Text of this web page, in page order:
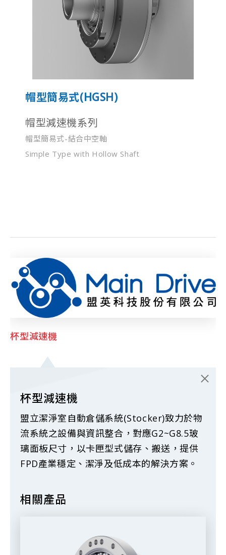
帽型簡易式(HGSH)
帽型減速機系列
帽型簡易式-結合中空軸
Simple Type with Hollow Shaft
杯型減速機
杯型減速機
盟立潔淨室自動倉儲系統(Stocker)致力於物
流系統之設備與資訊整合，對應G2~G8.5玻
璃面板尺寸，以卡匣型式儲存、搬送，提供
FPD產業穩定、潔淨及低成本的解決方案。
相關產品